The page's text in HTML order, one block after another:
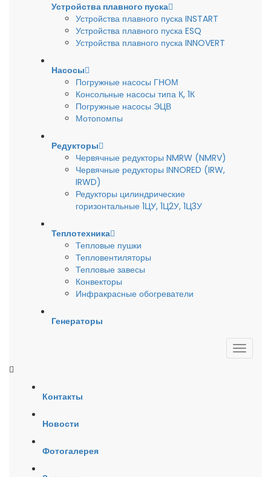
Устройства плавного пуска
Устройства плавного пуска INSTART
Устройства плавного пуска ESQ
Устройства плавного пуска INNOVERT
Насосы
Погружные насосы ГНОМ
Консольные насосы типа К, 1К
Погружные насосы ЭЦВ
Мотопомпы
Редукторы
Червячные редукторы NMRW (NMRV)
Червячные редукторы INNORED (IRW,
IRWD)
Редукторы цилиндрические
горизонтальные 1ЦУ, 1Ц2У, 1Ц3У
Теплотехника
Тепловые пушки
Тепловентиляторы
Тепловые завесы
Конвекторы
Инфракрасные обогреватели
Генераторы
Контакты
Новости
Фотогалерея